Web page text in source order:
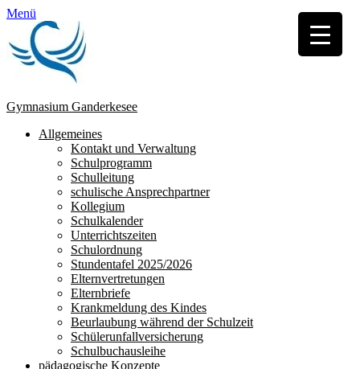
Menü
Gymnasium Ganderkesee
Erstes
Zum
Allgemeines
Kontakt und Verwaltung
Schulprogramm
Schulleitung
schulische Ansprechpartner
Kollegium
Schulkalender
Unterrichtszeiten
Schulordnung
Stundentafel 2025/2026
Elternvertretungen
Elternbriefe
Krankmeldung des Kindes
Beurlaubung während der Schulzeit
Schülerunfallversicherung
Schulbuchausleihe
pädagogische Konzepte